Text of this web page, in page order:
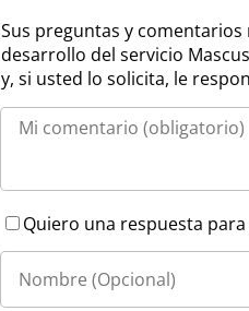
Sus preguntas y
desarrollo del servicio
y, si usted lo solicita, le
Quiero una respuesta